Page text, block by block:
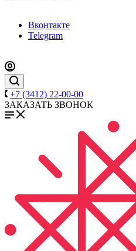
Вконтакте
Telegram
+7 (3412) 22-00-00
ЗАКАЗАТЬ ЗВОНОК